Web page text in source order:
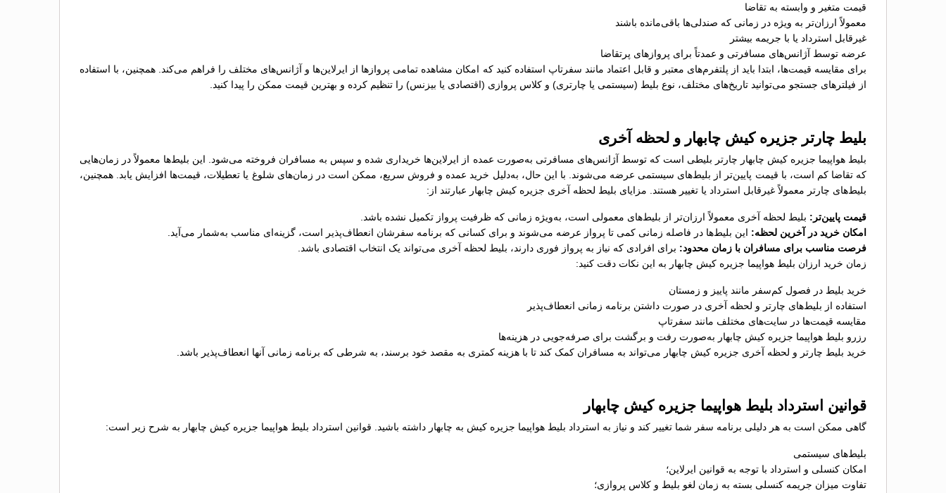
قیمت متغیر و وابسته به تقاضا
معمولاً ارزان‌تر به ویژه در زمانی که صندلی‌ها باقی‌مانده باشند
غیرقابل استرداد یا با جریمه بیشتر
عرضه توسط آژانس‌های مسافرتی و عمدتاً برای پروازهای پرتقاضا
برای مقایسه قیمت‌ها، ابتدا باید از پلتفرم‌های معتبر و قابل اعتماد مانند سفرتاپ استفاده کنید که امکان مشاهده تمامی پروازها از ایرلاین‌ها و آژانس‌های مختلف را فراهم می‌کند. همچنین، با استفاده
از فیلترهای جستجو می‌توانید تاریخ‌های مختلف، نوع بلیط (سیستمی یا چارتری) و کلاس پروازی (اقتصادی یا بیزنس) را تنظیم کرده و بهترین قیمت ممکن را پیدا کنید.
بلیط چارتر جزیره کیش چابهار و لحظه آخری
بلیط هواپیما جزیره کیش چابهار چارتر بلیطی است که توسط آژانس‌های مسافرتی به‌صورت عمده از ایرلاین‌ها خریداری شده و سپس به مسافران فروخته می‌شود. این بلیط‌ها معمولاً در زمان‌هایی
که تقاضا کم است، با قیمت پایین‌تر از بلیط‌های سیستمی عرضه می‌شوند. با این حال، به‌دلیل خرید عمده و فروش سریع، ممکن است در زمان‌های شلوغ یا تعطیلات، قیمت‌ها افزایش یابد. همچنین،
بلیط‌های چارتر معمولاً غیرقابل استرداد یا تغییر هستند. مزایای بلیط لحظه آخری جزیره کیش چابهار عبارتند از:
قیمت پایین‌تر: بلیط لحظه آخری معمولاً ارزان‌تر از بلیط‌های معمولی است، به‌ویژه زمانی که ظرفیت پرواز تکمیل نشده باشد.
امکان خرید در آخرین لحظه: این بلیط‌ها در فاصله زمانی کمی تا پرواز عرضه می‌شوند و برای کسانی که برنامه سفرشان انعطاف‌پذیر است، گزینه‌ای مناسب به‌شمار می‌آید.
فرصت مناسب برای مسافران با زمان محدود: برای افرادی که نیاز به پرواز فوری دارند، بلیط لحظه آخری می‌تواند یک انتخاب اقتصادی باشد.
زمان خرید ارزان بلیط هواپیما جزیره کیش چابهار به این نکات دقت کنید:
خرید بلیط در فصول کم‌سفر مانند پاییز و زمستان
استفاده از بلیط‌های چارتر و لحظه آخری در صورت داشتن برنامه زمانی انعطاف‌پذیر
مقایسه قیمت‌ها در سایت‌های مختلف مانند سفرتاپ
رزرو بلیط هواپیما جزیره کیش چابهار به‌صورت رفت و برگشت برای صرفه‌جویی در هزینه‌ها
خرید بلیط چارتر و لحظه آخری جزیره کیش چابهار می‌تواند به مسافران کمک کند تا با هزینه کمتری به مقصد خود برسند، به شرطی که برنامه زمانی آنها انعطاف‌پذیر باشد.
قوانین استرداد بلیط هواپیما جزیره کیش چابهار
گاهی ممکن است به هر دلیلی برنامه سفر شما تغییر کند و نیاز به استرداد بلیط هواپیما جزیره کیش به چابهار داشته باشید. قوانین استرداد بلیط هواپیما جزیره کیش چابهار به شرح زیر است:
بلیط‌های سیستمی
امکان کنسلی و استرداد با توجه به قوانین ایرلاین؛
تفاوت میزان جریمه کنسلی بسته به زمان لغو بلیط و کلاس پروازی؛